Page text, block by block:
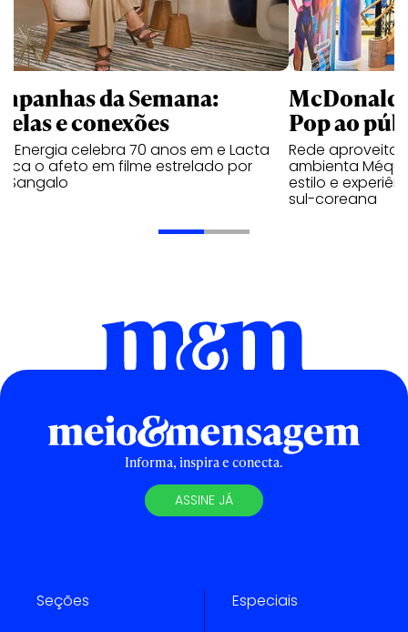
da Semana:
e conexões
Energia celebra 70 anos em e Lacta
o afeto em filme estrelado por
Sangalo
Pop ao
Rede aproveita
ambienta Méqui
estilo e
sul-coreana
Informa, inspira e conecta.
ASSINE JÁ
Seções Especiais